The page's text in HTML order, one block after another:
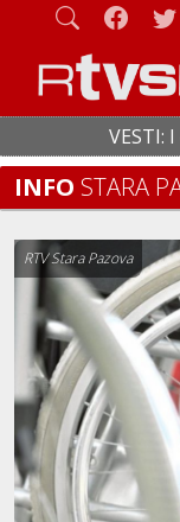
VESTI: I
INFO STARA
RTV Stara Pazova